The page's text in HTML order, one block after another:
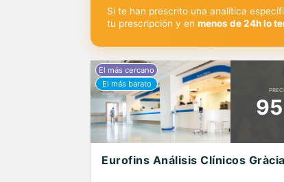
Si te han prescrito una analítica
tu prescripción y en menos de 24h lo
Eurofins Análisis Clínicos Gràcia